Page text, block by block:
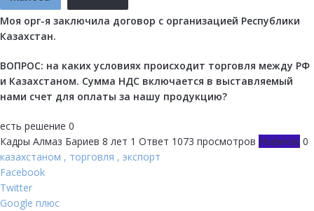
Моя орг-я заключила договор с организацией Республики
Казахстан.
ВОПРОС: на каких условиях происходит торговля между РФ
и Казахстаном. Сумма НДС включается в выставляемый
нами счет для оплаты за нашу продукцию?
есть решение 0
Кадры Алмаз Бариев 8 лет 1 Ответ 1073 просмотров Новичок 0
казахстаном , торговля , экспорт
Facebook
Twitter
Google плюс